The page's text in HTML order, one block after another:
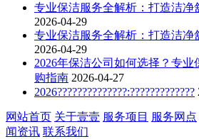
专业保洁服务全解析：打造洁净
2026-04-29
专业保洁服务全解析：打造洁净
2026-04-29
2026年保洁公司如何选择？专
购指南 2026-04-27
2026??????????????:?????????????
网站首页 关于壹壹 服务项目 服务网点
闻资讯 联系我们